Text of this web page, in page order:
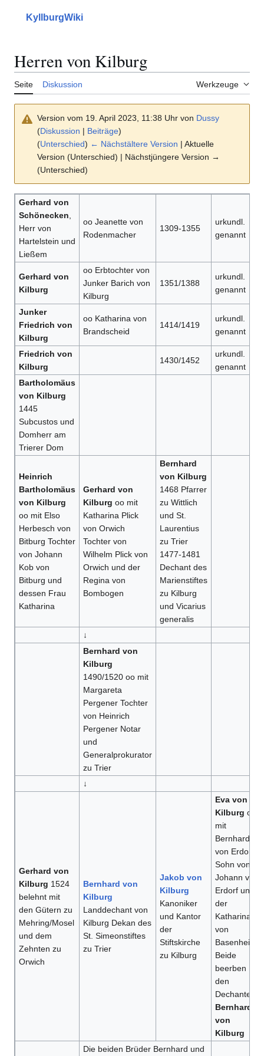
springenHauptmenü
KyllburgWiki
Herren von Kilburg
Seite Diskussion Werkzeuge
Version vom 19. April 2023, 11:38 Uhr von Dussy
(Diskussion | Beiträge)
(Unterschied) ← Nächstältere Version | Aktuelle
Version (Unterschied) | Nächstjüngere Version →
(Unterschied)
Gerhard von
Schönecken
Herr von
Hartelstein und
Ließem
oo Jeanette von
Rodenmacher
1309-1355
urkundl.
genannt
Gerhard von
Kilburg
oo Erbtochter von
Junker Barich von
Kilburg
1351/1388
urkundl.
genannt
Junker
Friedrich von
Kilburg
oo Katharina von
Brandscheid
1414/1419
urkundl.
genannt
Friedrich von
Kilburg
1430/1452
urkundl.
genannt
Bartholomäus
von Kilburg
1445
Subcustos und
Domherr am
Trierer Dom
Heinrich
Bartholomäus
von Kilburg
oo mit Elso
Herbesch von
Bitburg Tochter
von Johann
Kob von
Bitburg und
dessen Frau
Katharina
Gerhard von
Kilburg oo mit
Katharina Plick
von Orwich
Tochter von
Wilhelm Plick von
Orwich und der
Regina von
Bombogen
Bernhard
von Kilburg
1468 Pfarrer
zu Wittlich
und St.
Laurentius
zu Trier
1477-1481
Dechant des
Marienstiftes
zu Kilburg
und Vicarius
generalis
↓
Bernhard von
Kilburg
1490/1520 oo mit
Margareta
Pergener Tochter
von Heinrich
Pergener Notar
und
Generalprokurator
zu Trier
↓
Gerhard von
Kilburg 1524
belehnt mit
den Gütern zu
Mehring/Mosel
und dem
Zehnten zu
Orwich
Bernhard von
Kilburg
Landdechant von
Kilburg Dekan des
St. Simeonstiftes
zu Trier
Jakob von
Kilburg
Kanoniker
und Kantor
der
Stiftskirche
zu Kilburg
Eva von
Kilburg oo
mit
Bernhard
von Erdorf
Sohn von
Johann von
Erdorf und
der
Katharina
von
Basenheim.
Beide
beerben
den
Dechanten
Bernhard
von
Kilburg
Die beiden Brüder Bernhard und